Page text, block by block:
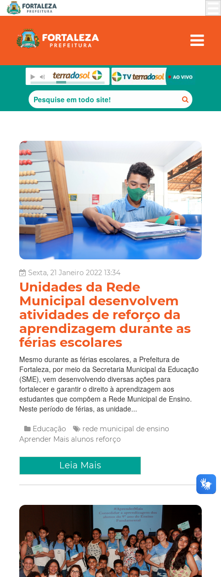
Sexta, 21 Janeiro 2022 13:34
Unidades da Rede
Municipal desenvolvem
atividades de reforço da
aprendizagem durante as
férias escolares
Mesmo durante as férias escolares, a Prefeitura de
Fortaleza, por meio da Secretaria Municipal da Educação
(SME), vem desenvolvendo diversas ações para
fortalecer e garantir o direito à aprendizagem aos
estudantes que compõem a Rede Municipal de Ensino.
Neste período de férias, as unidade...
Educação
rede municipal de ensino
Aprender Mais alunos reforço
Leia Mais